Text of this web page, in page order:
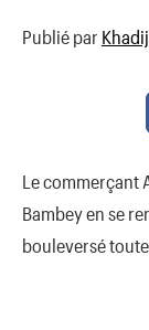
Publié par
Le commerçant
Bambey en se
bouleversé